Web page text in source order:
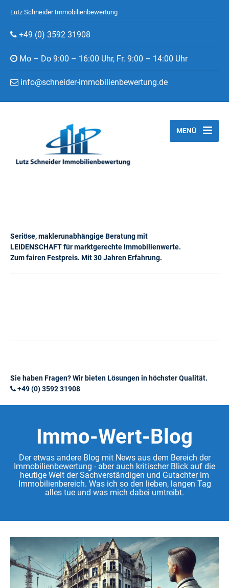
Lutz Schneider Immobilienbewertung
+49 (0) 3592 31908
Mo – Do 9:00 – 16:00 Uhr, Fr. 9:00 – 14:00 Uhr
info@schneider-immobilienbewertung.de
Seriöse, maklerunabhängige Beratung mit
LEIDENSCHAFT für marktgerechte Immobilienwerte.
Zum fairen Festpreis. Mit 30 Jahren Erfahrung.
MENÜ
Sie haben Fragen? Wir bieten Lösungen in höchster Qualität.
+49 (0) 3592 31908
Immo-Wert-Blog
Der etwas andere Blog mit News aus dem Bereich der
Immobilienbewertung - aber auch kritischer Blick auf die
heutige Welt der Sachverständigen und Gutachter im
Immobilienbereich. Was ich so den lieben, langen Tag
alles tue und was mich dabei umtreibt.